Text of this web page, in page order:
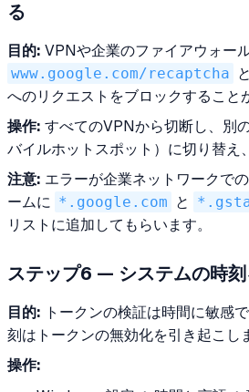
る
目的: VPNや企業のファイアウォー
www.google.com/recaptcha と
へのリクエストをブロックすること
操作: すべてのVPNから切断し、別
バイルホットスポット）に切り替え
注意: エラーが企業ネットワークで
ームに *.google.com と
リストに追加してもらいます。
ステップ6 — システムの時
目的: トークンの検証は時間に敏感
刻はトークンの無効化を引き起こし
操作: